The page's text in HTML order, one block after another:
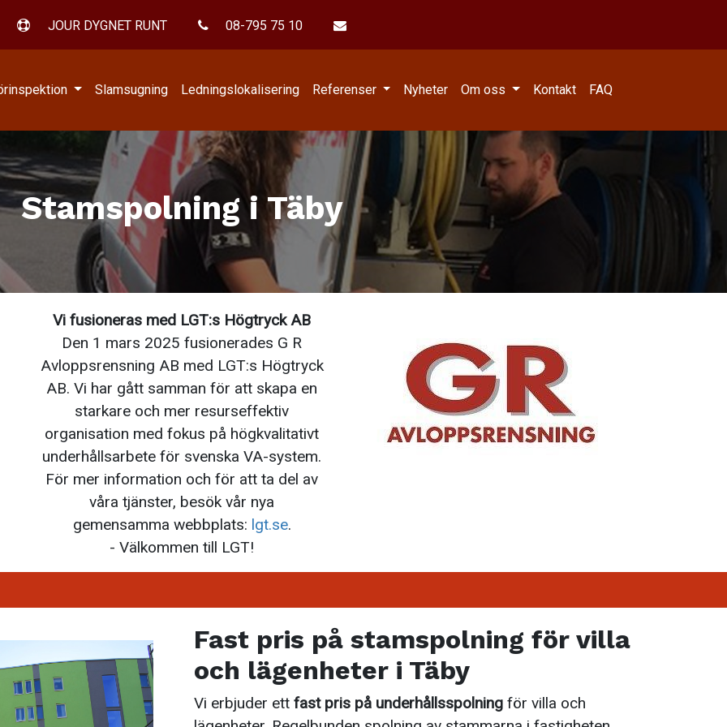
JOUR DYGNET RUNT 08-795 75 10
Slamsugning Ledningslokalisering Referenser Nyheter Om oss Kontakt FAQ
Stamspolning i Täby
Vi fusioneras med LGT:s Högtryck AB
Den 1 mars 2025 fusionerades G R
Avloppsrensning AB med LGT:s Högtryck
AB. Vi har gått samman för att skapa en
starkare och mer resurseffektiv
organisation med fokus på högkvalitativt
underhållsarbete för svenska VA-system.
För mer information och för att ta del av
våra tjänster, besök vår nya
gemensamma webbplats: lgt.se.
- Välkommen till LGT!
Fast pris på stamspolning för villa
och lägenheter i Täby
Vi erbjuder ett fast pris på underhållsspolning för villa och